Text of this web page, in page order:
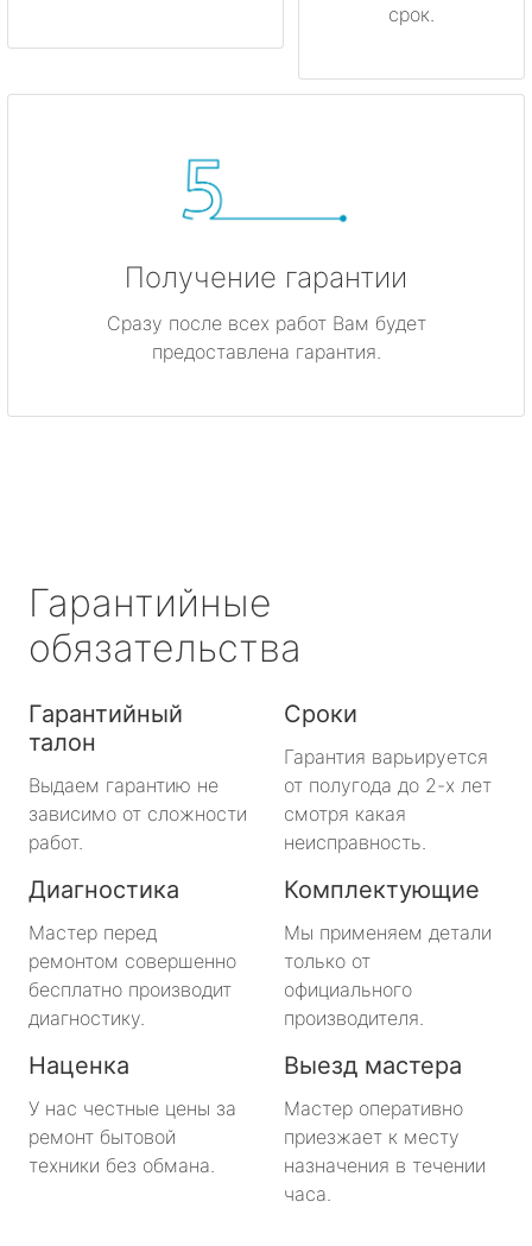
срок.
Получение гарантии
Сразу после всех работ Вам будет
предоставлена гарантия.
Гарантийные
обязательства
Гарантийный
талон
Выдаем гарантию не
зависимо от сложности
работ.
Сроки
Гарантия варьируется
от полугода до 2-х лет
смотря какая
неисправность.
Диагностика
Мастер перед
ремонтом совершенно
бесплатно производит
диагностику.
Комплектующие
Мы применяем детали
только от
официального
производителя.
Наценка
У нас честные цены за
ремонт бытовой
техники без обмана.
Выезд мастера
Мастер оперативно
приезжает к месту
назначения в течении
часа.